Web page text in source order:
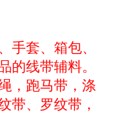
手套、箱包、
的线带辅料。
，跑马带，涤
带、罗纹带，